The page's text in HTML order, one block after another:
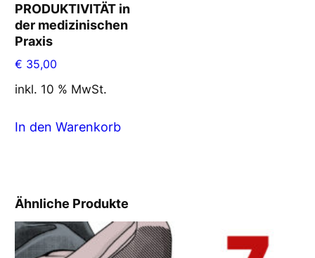
PRODUKTIVITÄT in
der medizinischen
Praxis
€ 35,00
inkl. 10 % MwSt.
In den Warenkorb
Ähnliche Produkte